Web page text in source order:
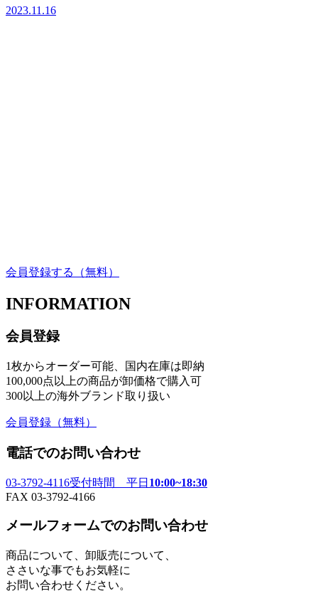
2023.11.16
会員登録する （無料）
INFORMATION
会員登録
1枚からオーダー可能、国内在庫は即納
100,000点以上の商品が卸価格で購入可
300以上の海外ブランド取り扱い
会員登録 （無料）
電話でのお問い合わせ
03-3792-4116受付時間 平日 10:00~18:30
FAX 03-3792-4166
メールフォームでのお問い合わせ
商品について、卸販売について、
ささいな事でもお気軽に
お問い合わせください。